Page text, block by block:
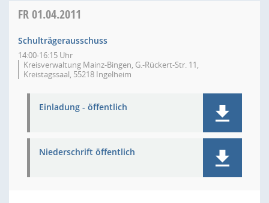
FR01.04.2011
Schulträgerausschuss
14:00-16:15 Uhr
Kreisverwaltung Mainz-Bingen, G.-Rückert-Str. 11,
Kreistagssaal, 55218 Ingelheim
Einladung - öffentlich
Niederschrift öffentlich